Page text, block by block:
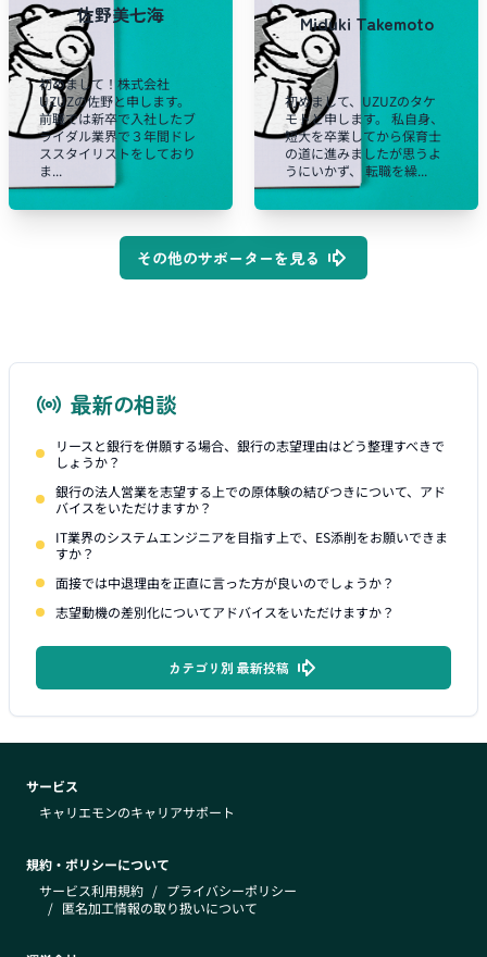
佐野美七海
初めまして！株式会社
UZUZの佐野と申します。
前職では新卒で入社したブ
ライダル業界で３年間ドレ
ススタイリストをしており
ま...
Miduki Takemoto
初めまして、UZUZのタケ
モトと申します。 私自身、
短大を卒業してから保育士
の道に進みましたが思うよ
うにいかず、 転職を繰...
その他のサポーターを見る
最新の相談
リースと銀行を併願する場合、銀行の志望理由はどう整理すべきで
しょうか？
銀行の法人営業を志望する上での原体験の結びつきについて、アド
バイスをいただけますか？
IT業界のシステムエンジニアを目指す上で、ES添削をお願いできま
すか？
面接では中退理由を正直に言った方が良いのでしょうか？
志望動機の差別化についてアドバイスをいただけますか？
カテゴリ別 最新投稿
サービス
キャリエモンのキャリアサポート
規約・ポリシーについて
サービス利用規約 / プライバシーポリシー
/ 匿名加工情報の取り扱いについて